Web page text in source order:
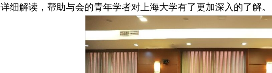
详细解读，帮助与会的青年学者对上海大学有了更加深入的了解。